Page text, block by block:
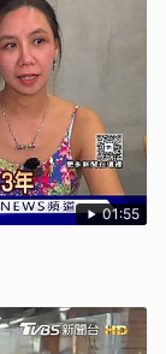
01:55